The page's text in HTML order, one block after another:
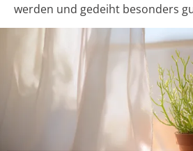
werden und gedeiht besonders